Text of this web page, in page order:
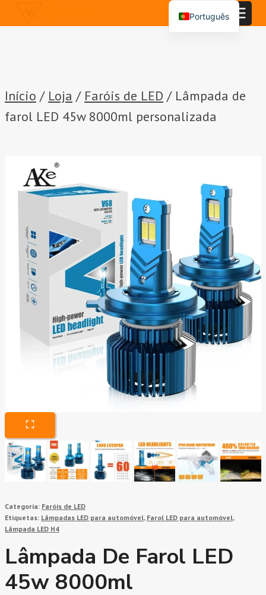
para
Início / Loja / Faróis de LED / Lâmpada de
farol LED 45w 8000ml personalizada
Categoria: Faróis de LED
Etiquetas: Lâmpadas LED para automóvel, Farol LED para automóvel,
Lâmpada LED H4
Lâmpada De Farol LED
45w 8000ml
Português